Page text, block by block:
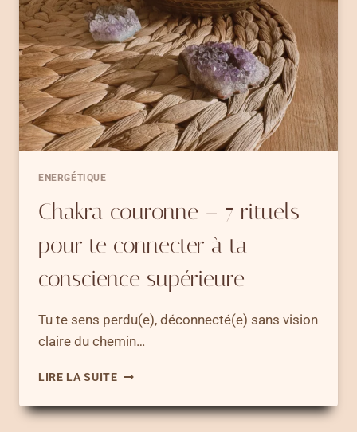
À
TA
CRÉATIVITÉ
ET
AU
PLAISIR
ENERGÉTIQUE
Chakra couronne – 7 rituels
pour te connecter à ta
conscience supérieure
Tu te sens perdu(e), déconnecté(e) sans vision
claire du chemin…
LIRE LA SUITECHAKRA
–